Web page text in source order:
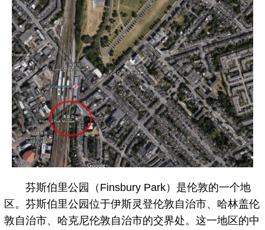
芬斯伯里公园（Finsbury Park）是伦敦的一个地
区。芬斯伯里公园位于伊斯灵登伦敦自治市、哈林盖伦
敦自治市、哈克尼伦敦自治市的交界处。这一地区的中